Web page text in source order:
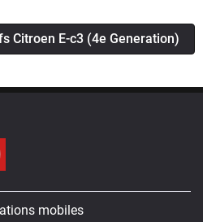
Citroen E-c3 (4e Generation)
mobiles